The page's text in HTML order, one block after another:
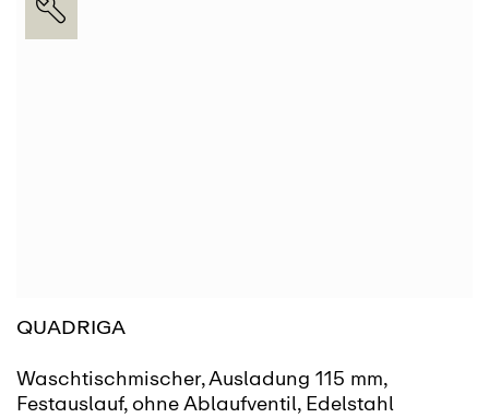
QUADRIGA
Waschtischmischer, Ausladung 115 mm,
Festauslauf, ohne Ablaufventil, Edelstahl